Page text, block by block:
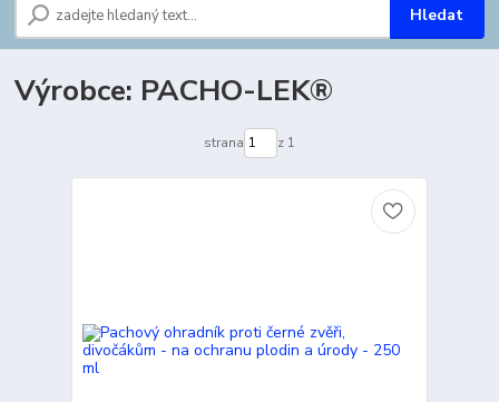
Hledat
Výrobce: PACHO-LEK®
strana z 1